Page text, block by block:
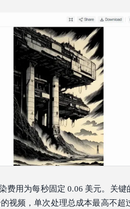
费用为每秒固定 0.06 美元。关键
视频，单次处理总成本最高不超